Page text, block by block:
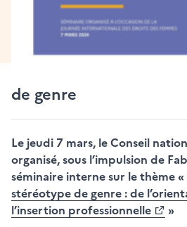
Publié le 09/04/2024
de genre
Le jeudi 7 mars, le Conseil
organisé, sous l’impulsion de
séminaire interne sur le thème «
stéréotype de genre : de
l’insertion professionnelle
»